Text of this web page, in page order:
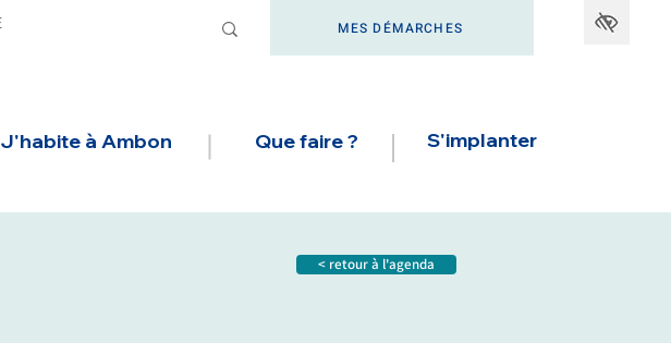
MES DÉMARCHES
J'habite à Ambon Que faire ? S'implanter
< retour à l'agenda